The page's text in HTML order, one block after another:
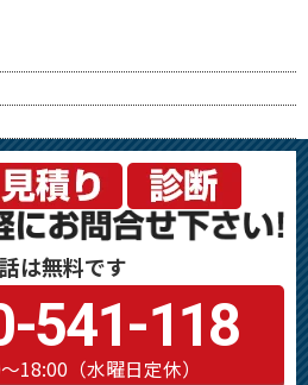
は無料です
541-118
18:00（水曜日定休）